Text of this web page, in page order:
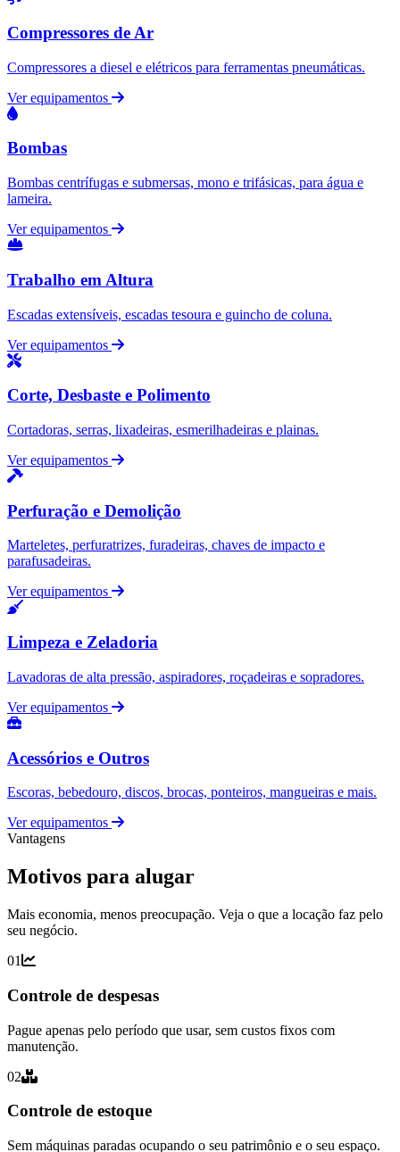
Compressores de Ar
Compressores a diesel e elétricos para ferramentas pneumáticas.
Ver equipamentos
Bombas
Bombas centrífugas e submersas, mono e trifásicas, para água e
lameira.
Ver equipamentos
Trabalho em Altura
Escadas extensíveis, escadas tesoura e guincho de coluna.
Ver equipamentos
Corte, Desbaste e Polimento
Cortadoras, serras, lixadeiras, esmerilhadeiras e plainas.
Ver equipamentos
Perfuração e Demolição
Marteletes, perfuratrizes, furadeiras, chaves de impacto e
parafusadeiras.
Ver equipamentos
Limpeza e Zeladoria
Lavadoras de alta pressão, aspiradores, roçadeiras e sopradores.
Ver equipamentos
Acessórios e Outros
Escoras, bebedouro, discos, brocas, ponteiros, mangueiras e mais.
Ver equipamentos
Vantagens
Motivos para alugar
Mais economia, menos preocupação. Veja o que a locação faz pelo
seu negócio.
01
Controle de despesas
Pague apenas pelo período que usar, sem custos fixos com
manutenção.
02
Controle de estoque
Sem máquinas paradas ocupando o seu patrimônio e o seu espaço.